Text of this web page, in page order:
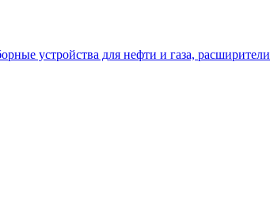
устройства для нефти и газа, расширители